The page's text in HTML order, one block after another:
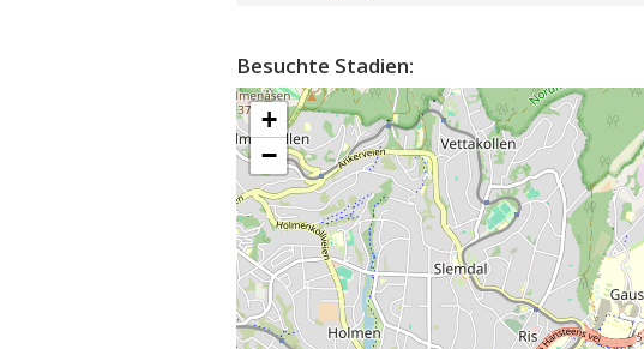
Besuchte Stadien:
+
−